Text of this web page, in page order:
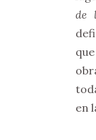
de
en